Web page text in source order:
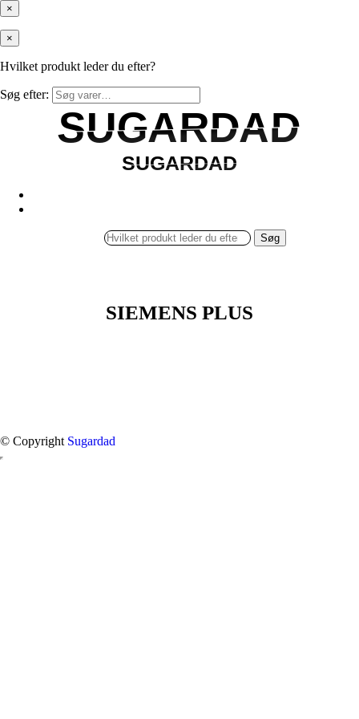
×
×
Hvilket produkt leder du efter?
Søg efter:
SUGARDAD
SUGARDAD
SUGARDAD
SUGARDAD
Søg
SIEMENS PLUS
© Copyright Sugardad